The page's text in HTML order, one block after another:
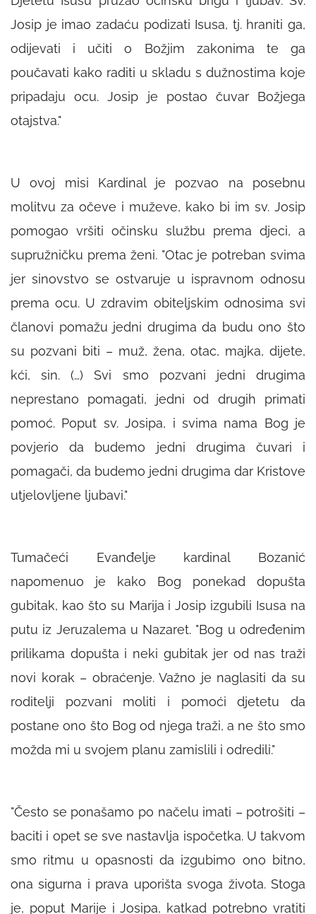
Josip je imao zadaću podizati Isusa, tj. hraniti ga,
odijevati i učiti o Božjim zakonima te ga
poučavati kako raditi u skladu s dužnostima koje
pripadaju ocu. Josip je postao čuvar Božjega
otajstva."
U ovoj misi Kardinal je pozvao na posebnu
molitvu za očeve i muževe, kako bi im sv. Josip
pomogao vršiti očinsku službu prema djeci, a
supružničku prema ženi."Otac je potreban svima
jer sinovstvo se ostvaruje u ispravnom odnosu
prema ocu. U zdravim obiteljskim odnosima svi
članovi pomažu jedni drugima da budu ono što
su pozvani biti – muž, žena, otac, majka, dijete,
kći, sin. (…) Svi smo pozvani jedni drugima
neprestano pomagati, jedni od drugih primati
pomoć. Poput sv. Josipa, i svima nama Bog je
povjerio da budemo jedni drugima čuvari i
pomagači, da budemo jedni drugima dar Kristove
utjelovljene ljubavi."
Tumačeći Evanđelje kardinal Bozanić
napomenuo je kako Bog ponekad dopušta
gubitak, kao što su Marija i Josip izgubili Isusa na
putu iz Jeruzalema u Nazaret. "Bog u određenim
prilikama dopušta i neki gubitak jer od nas traži
novi korak – obraćenje. Važno je naglasiti da su
roditelji pozvani moliti i pomoći djetetu da
postane ono što Bog od njega traži, a ne što smo
možda mi u svojem planu zamislili i odredili."
"Često se ponašamo po načelu imati – potrošiti –
baciti i opet se sve nastavlja ispočetka. U takvom
smo ritmu u opasnosti da izgubimo ono bitno,
ona sigurna i prava uporišta svoga života. Stoga
je, poput Marije i Josipa, katkad potrebno vratiti